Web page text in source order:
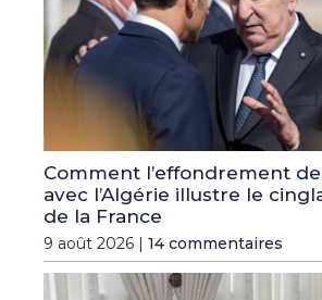
Comment l’effondrement
avec l’Algérie illustre le
de la France
9 août 2026 | 14 commentaires